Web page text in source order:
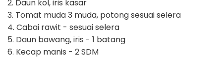
2. Daun kol, iris kasar
3. Tomat muda 3 muda, potong sesuai selera
4. Cabai rawit - sesuai selera
5. Daun bawang, iris - 1 batang
6. Kecap manis - 2 SDM